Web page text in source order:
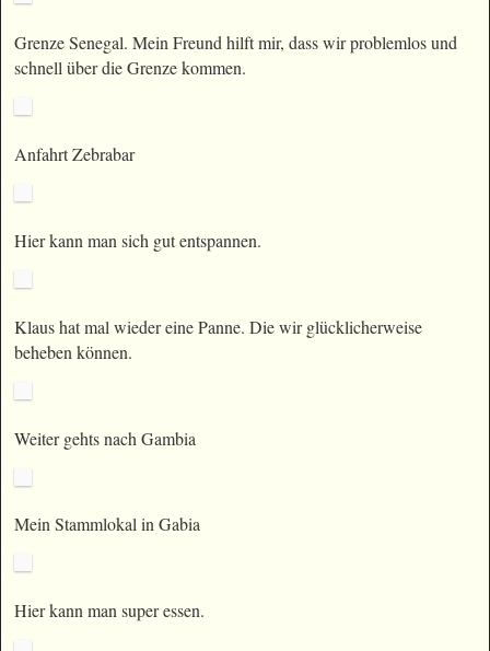
Grenze Senegal. Mein Freund hilft mir, dass wir problemlos und
schnell über die Grenze kommen.
Anfahrt Zebrabar
Hier kann man sich gut entspannen.
Klaus hat mal wieder eine Panne. Die wir glücklicherweise
beheben können.
Weiter gehts nach Gambia
Mein Stammlokal in Gabia
Hier kann man super essen.